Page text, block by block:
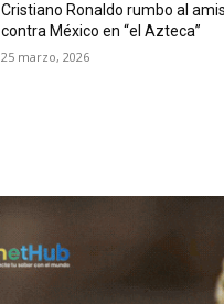
Cristiano Ronaldo rumbo al
contra México en “el Azteca”
25 marzo, 2026